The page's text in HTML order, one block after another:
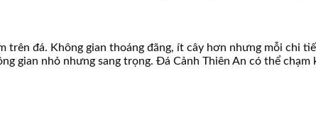
trên đá. Không gian thoáng đãng, ít cây hơn nhưng mỗi chi
gian nhỏ nhưng sang trọng. Đá Cảnh Thiên An có thể